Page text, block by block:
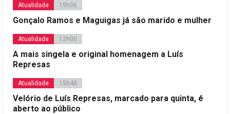
Atualidade 19h06
Gonçalo Ramos e Maguigas já são marido e mulher
Atualidade 12h00
A mais singela e original homenagem a Luís
Represas
Atualidade 15h48
Velório de Luís Represas, marcado para quinta, é
aberto ao público